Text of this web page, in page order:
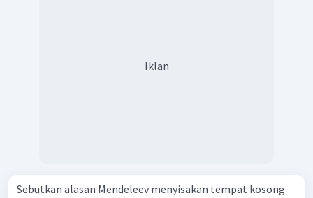
Iklan
Sebutkan alasan Mendeleev menyisakan tempat kosong